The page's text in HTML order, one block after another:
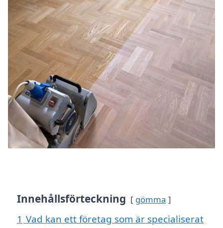
Innehållsförteckning gömma
1 Vad kan ett företag som är specialiserat